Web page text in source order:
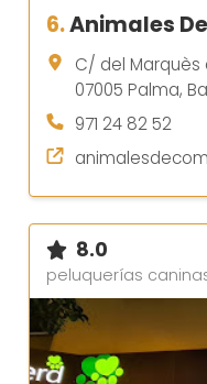
6.Animales
C/ del Marquès
07005 Palma,
971 24 82 52
8.0
peluquerías